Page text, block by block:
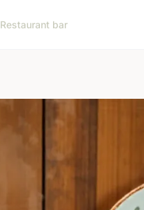
Restaurant bar